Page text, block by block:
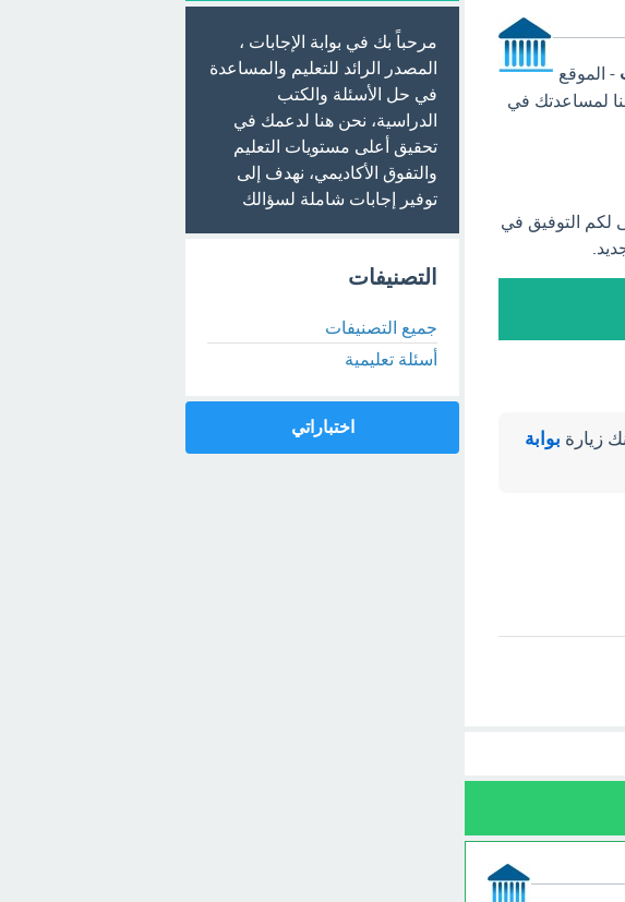
- الموقع
لمساعدتك في
لكم التوفيق في
زيارة بوابة
مرحباً بك في بوابة الإجابات ،
المصدر الرائد للتعليم والمساعدة
في حل الأسئلة والكتب
الدراسية، نحن هنا لدعمك في
تحقيق أعلى مستويات التعليم
والتفوق الأكاديمي، نهدف إلى
توفير إجابات شاملة لسؤالك
التصنيفات
جميع التصنيفات
أسئلة تعليمية
اختباراتي